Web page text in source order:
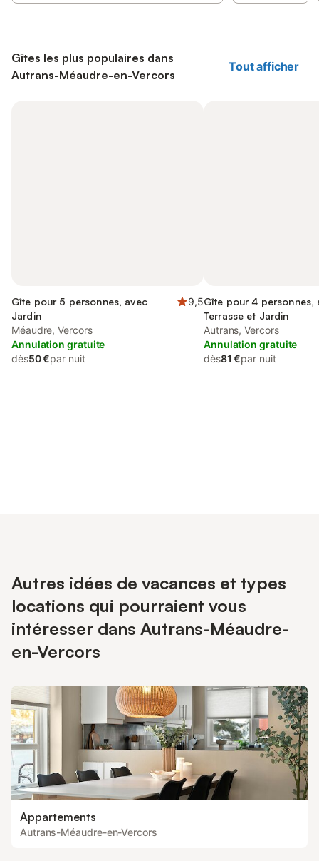
Gîtes les plus populaires dans
Autrans-Méaudre-en-Vercors
Tout afficher
Gîte pour 5 personnes, avec
Jardin
9,5
Méaudre, Vercors
Annulation gratuite
dès50 €par nuit
Gîte pour 4 personnes,
Terrasse et Jardin
Autrans, Vercors
Annulation gratuite
dès81 €par nuit
Autres idées de vacances et types
locations qui pourraient vous
intéresser dans Autrans-Méaudre-
en-Vercors
Appartements
Autrans-Méaudre-en-Vercors